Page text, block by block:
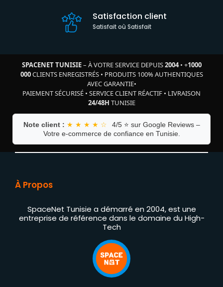
Satisfaction client
Satisfait où Satisfait
SPACENET TUNISIE– À VOTRE SERVICE DEPUIS2004• +1000
000CLIENTS ENREGISTRÉS• PRODUITS 100% AUTHENTIQUES
AVEC GARANTIE•
PAIEMENT SÉCURISÉ • SERVICE CLIENT RÉACTIF • LIVRAISON
24/48H TUNISIE
Note client : ★ ★ ★ ★ ☆
4/5 ⭐ sur Google Reviews –
Votre e-commerce de confiance en Tunisie.
À Propos
SpaceNet Tunisie a démarré en 2004, est une
entreprise de référence dans le domaine du High-
Tech